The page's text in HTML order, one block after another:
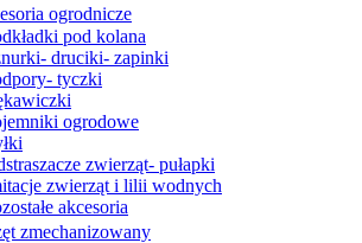
ogrodnicze
pod kolana
druciki- zapinki
tyczki
ogrodowe
zwierząt- pułapki
zwierząt i lilii wodnych
akcesoria
zmechanizowany